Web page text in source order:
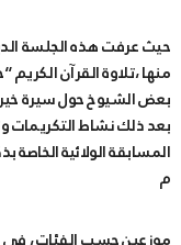
حيث عرفت هذه الجلسة
منها ،تلاوة القرآن
بعض الشيوخ حول سيرة
بعد ذلك نشاط التكريمات
م
موزعين حسب الفئات ، في